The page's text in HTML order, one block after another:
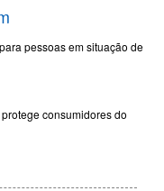
pessoas em situação de
consumidores do